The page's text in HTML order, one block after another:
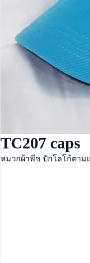
TC207 caps
หมวกผ้าพีช ปักโลโก้ตามแ